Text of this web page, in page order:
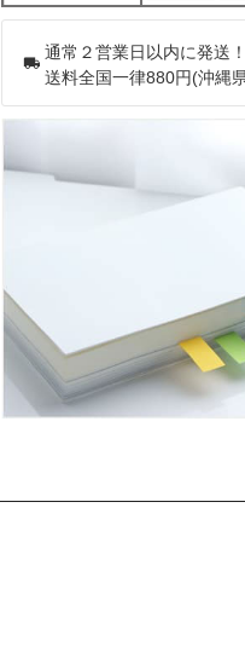
通常２営業日以内に発送！
送料全国一律880円(沖縄